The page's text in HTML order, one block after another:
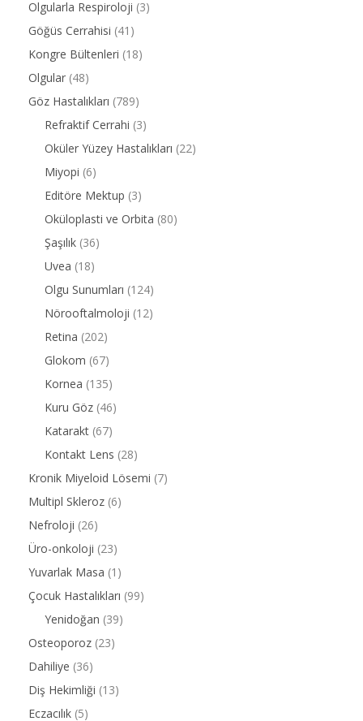
Olgularla Respiroloji (3)
Göğüs Cerrahisi (41)
Kongre Bültenleri (18)
Olgular (48)
Göz Hastalıkları (789)
Refraktif Cerrahi (3)
Oküler Yüzey Hastalıkları (22)
Miyopi (6)
Editöre Mektup (3)
Oküloplasti ve Orbita (80)
Şaşılık (36)
Uvea (18)
Olgu Sunumları (124)
Nörooftalmoloji (12)
Retina (202)
Glokom (67)
Kornea (135)
Kuru Göz (46)
Katarakt (67)
Kontakt Lens (28)
Kronik Miyeloid Lösemi (7)
Multipl Skleroz (6)
Nefroloji (26)
Üro-onkoloji (23)
Yuvarlak Masa (1)
Çocuk Hastalıkları (99)
Yenidoğan (39)
Osteoporoz (23)
Dahiliye (36)
Diş Hekimliği (13)
Eczacılık (5)